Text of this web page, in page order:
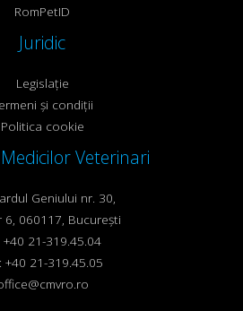
RomPetID
Juridic
Legislație
și condiții
Politica cookie
Veterinari
Geniului nr. 30,
6, 060117, București
+40 21-319.45.04
+40 21-319.45.05